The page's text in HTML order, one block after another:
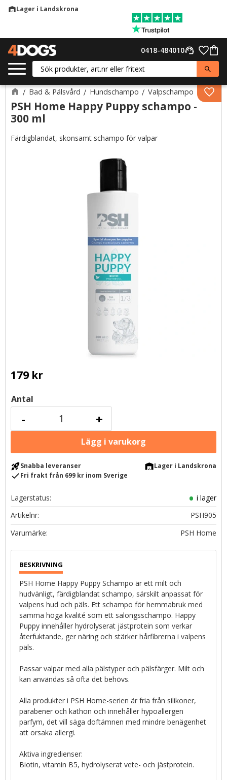
warehouseLager i Landskrona
support_agent
0418-484010
Bad & Pälsvård Hundschampo Valpschampo
PSH Home Happy Puppy schampo -
300 ml
Färdigblandat, skonsamt schampo för valpar
179kr
Antal
+
-
rocket_launchSnabba leveranser warehouseLager i Landskrona
checkFri frakt från 699 kr inom Sverige
Lagerstatus
i lager
Artikelnr
PSH905
PSH Home
PSH Home Happy Puppy Schampo är ett milt och
hudvänligt, färdigblandat schampo, särskilt anpassat för
valpens hud och päls. Ett schampo för hemmabruk med
samma höga kvalité som ett salongsschampo. Happy
Puppy innehåller hydrolyserat jästprotein som verkar
återfuktande, ger näring och stärker hårfibrerna i valpens
päls.
Passar valpar med alla pälstyper och pälsfärger. Milt och
kan användas så ofta det behövs.
Alla produkter i PSH Home-serien är fria från silikoner,
parabener och kathon och innehåller hypoallergen
parfym, det vill säga doftämnen med mindre benägenhet
att orsaka allergi.
Aktiva ingredienser:
Biotin, vitamin B5, hydrolyserat vete- och jästprotein.